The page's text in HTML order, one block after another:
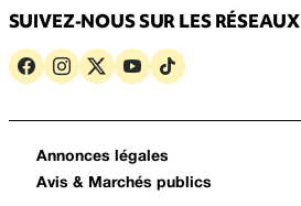
SUIVEZ-NOUS SUR LES RÉSEAUX
Annonces légales
Avis & Marchés publics